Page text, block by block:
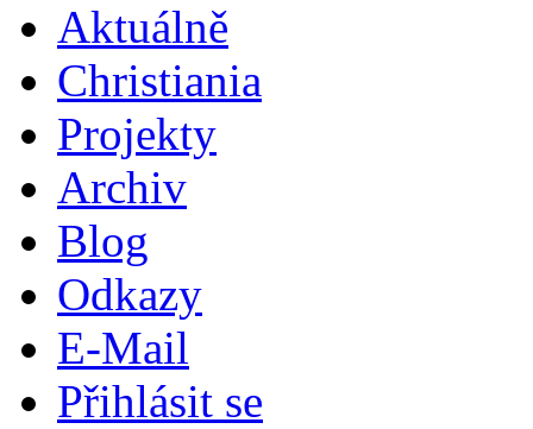
Aktuálně
Christiania
Projekty
Archiv
Blog
Odkazy
E-Mail
Přihlásit se